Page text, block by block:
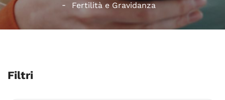
Fertilità e Gravidanza
Filtri